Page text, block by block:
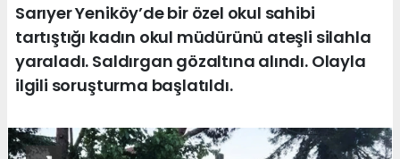
Sarıyer Yeniköy’de bir özel okul sahibi
tartıştığı kadın okul müdürünü ateşli silahla
yaraladı. Saldırgan gözaltına alındı. Olayla
ilgili soruşturma başlatıldı.